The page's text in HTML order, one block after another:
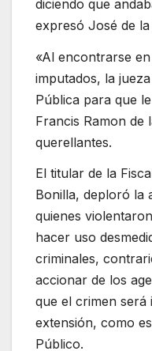
diciendo que
expresó José de
«Al encontrarse
imputados, la
Pública para que
Francis Ramon de
querellantes.
El titular de la
Bonilla, deploró la
quienes
hacer uso
criminales,
accionar de los
que el crimen será
extensión, como
Público.